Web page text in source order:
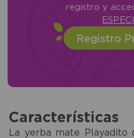
registro y
Registro
Características
La yerba mate Playadito